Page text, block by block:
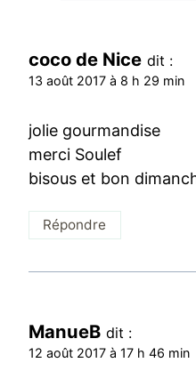
coco de Nice dit :
13 août 2017 à 8 h 29 min
jolie gourmandise
merci Soulef
bisous et bon
Répondre
ManueB dit :
12 août 2017 à 17 h 46 min